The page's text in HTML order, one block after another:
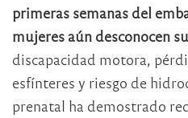
primeras semanas del
mujeres aún desconocen
discapacidad motora,
esfínteres y riesgo de
prenatal ha demostrado